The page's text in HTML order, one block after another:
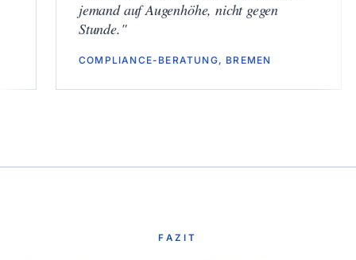
jemand auf Augenhöhe, nicht gegen
Stunde."
COMPLIANCE-BERATUNG, BREMEN
FAZIT